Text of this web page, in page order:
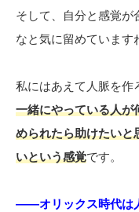
そして、自分と感覚が
なと気に留めています
私にはあえて人脈を作
一緒にやっている人が
められたら助けたいと
いという感覚です。
――オリックス時代は